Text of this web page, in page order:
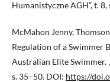
Humanistyczne AGH”, t. 8,
McMahon Jenny,
Regulation of a Swimmer
Australian Elite Swimmer.
s. 35–50. DOI: https://